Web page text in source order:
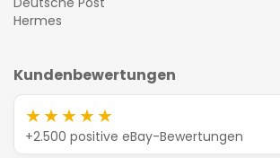
Hermes
Kundenbewertungen
★★★★★
+2.500 positive eBay-Bewertungen